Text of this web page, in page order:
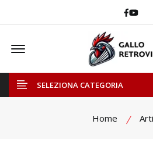
Offcanvas Menu Open
SELEZIONA CATEGORIA
Home